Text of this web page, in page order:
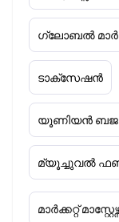
ഗ്ലോബൽ
ടാക്‌സേഷൻ
യൂണിയൻ
മ്യൂച്ചുവൽ
മാർക്കറ്റ്